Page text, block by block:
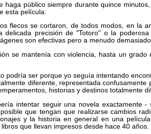
haga público siempre durante quince
esta película:
flecos se cortaron, de todos modos, en la
delicada precisión de "Totoro" o la
son efectivas pero a menudo
se mantenía con violencia, hasta un grado
podría ser porque yo seguía intentando
diferente, representada confusamente
historias y destinos totalmente
intentar seguir una novela exactamente -
que tengan que realizarse cambios
y la historia en general en una
que llevan impresos desde hace 40 años.